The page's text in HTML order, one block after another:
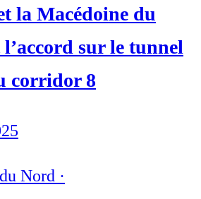
la Macédoine du
sur le tunnel
corridor 8
Nord ·